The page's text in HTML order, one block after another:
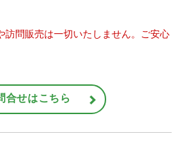
訪問販売は一切いたしません。ご安心
合せはこちら